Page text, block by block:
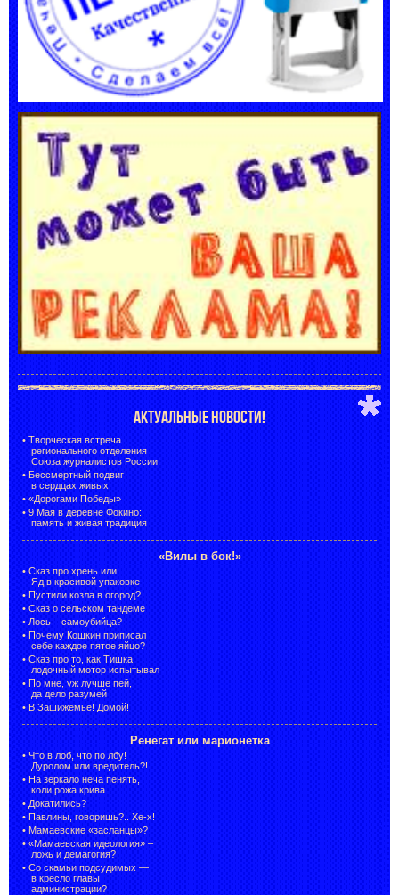
АКТУАЛЬНЫЕ НОВОСТИ!
• Творческая встреча
регионального отделения
Союза журналистов России!
• Бессмертный подвиг
в сердцах живых
• «Дорогами Победы»
• 9 Мая в деревне Фокино:
память и живая традиция
«Вилы в бок!»
• Сказ про хрень или
Яд в красивой упаковке
• Пустили козла в огород?
• Сказ о сельском тандеме
• Лось – самоубийца?
• Почему Кошкин приписал
себе каждое пятое яйцо?
• Сказ про то, как Тишка
лодочный мотор испытывал
• По мне, уж лучше пей,
да дело разумей
• В Зашижемье! Домой!
Ренегат или марионетка
• Что в лоб, что по лбу!
Дуролом или вредитель?!
• На зеркало неча пенять,
коли рожа крива
• Докатились?
• Павлины, говоришь?.. Хе-х!
• Мамаевские «засланцы»?
• «Мамаевская идеология» –
ложь и демагогия?
• Со скамьи подсудимых —
в кресло главы
администрации?